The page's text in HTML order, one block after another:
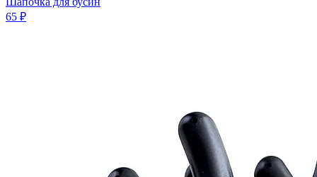
65 ₽